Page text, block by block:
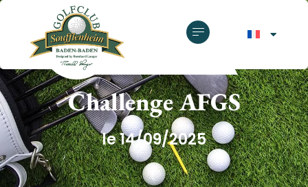
GOLF CLUB SOUFFLENHEIM
Challenge AFGS
le 14/09/2025